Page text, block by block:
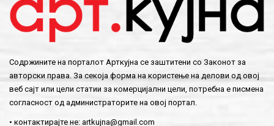
Содржините на порталот Арткујна се заштитени со Законот за
авторски права. За секоја форма на користење на делови од овој
веб сајт или цели статии за комерцијални цели, потребна е писмена
согласност од администраторите на овој портал.
• контактирајте не: artkujna@gmail.com